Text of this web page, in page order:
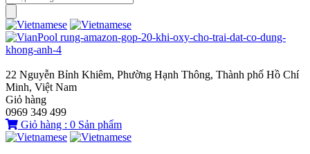
22 Nguyễn Bỉnh Khiêm, Phường Hạnh Thông, Thành phố Hồ Chí
Minh, Việt Nam
Giỏ hàng
0969 349 499
Giỏ hàng : 0 Sản phẩm